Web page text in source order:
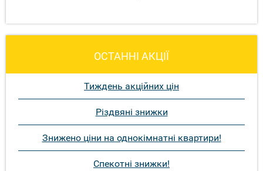
ОСТАННІ АКЦІЇ
Тиждень акційних цін
Різдвяні знижки
Знижено ціни на однокімнатні квартири!
Спекотні знижки!